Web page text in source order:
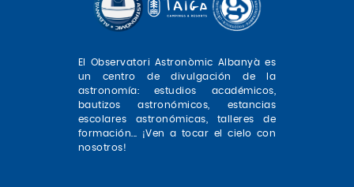
El Observatori Astronòmic Albanyà es
un centro de divulgación de la
astronomía: estudios académicos,
bautizos astronómicos, estancias
escolares astronómicas, talleres de
formación... ¡Ven a tocar el cielo con
nosotros!